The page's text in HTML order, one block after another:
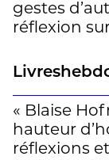
gestes
réflexion
fin, plein
d’une
« Blaise
hauteur
réflexions